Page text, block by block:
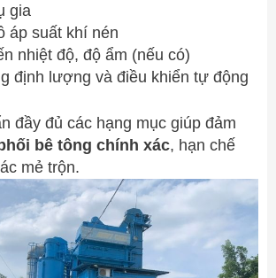
gia
áp suất khí nén
nhiệt độ, độ ẩm (nếu có)
định lượng và điều khiển tự động
đầy đủ các hạng mục giúp đảm
bê tông chính xác, hạn chế
mẻ trộn.